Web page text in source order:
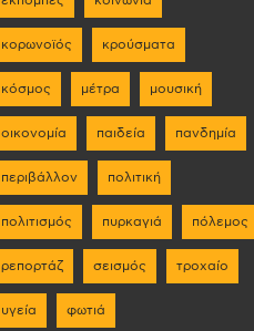
κορωνοϊός κρούσματα
κόσμος μέτρα μουσική
οικονομία παιδεία πανδημία
περιβάλλον πολιτική
πολιτισμός πυρκαγιά πόλεμος
ρεπορτάζ σεισμός τροχαίο
υγεία φωτιά